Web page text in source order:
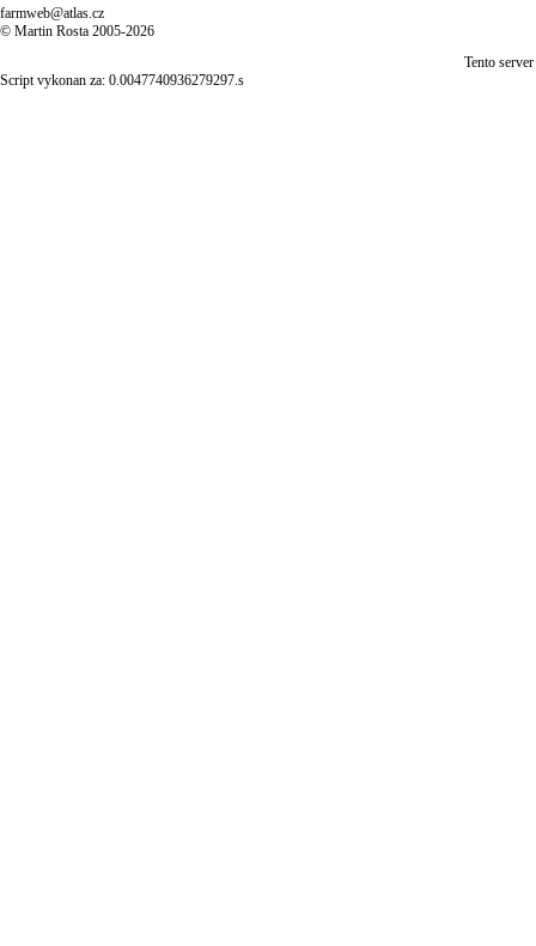
farmweb@atlas.cz
© Martin Rosta 2005-2026
Tento
Script vykonan za: 0.0047740936279297.s